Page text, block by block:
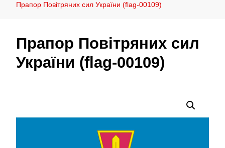
Прапор Повітряних сил України (flag-00109)
Прапор Повітряних сил
України (flag-00109)